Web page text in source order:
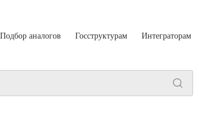
Подбор аналогов Госструктурам Интеграторам